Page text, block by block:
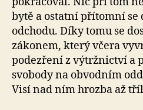
bytě a ostatní přítomní se
odchodu. Díky tomu se
zákonem, který včera
podezření z výtržnictví a
svobody na obvodním
Visí nad ním hrozba až